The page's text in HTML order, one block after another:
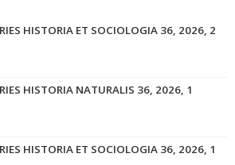
HISTORIA ET SOCIOLOGIA 36, 2026, 2
HISTORIA NATURALIS 36, 2026, 1
HISTORIA ET SOCIOLOGIA 36, 2026, 1